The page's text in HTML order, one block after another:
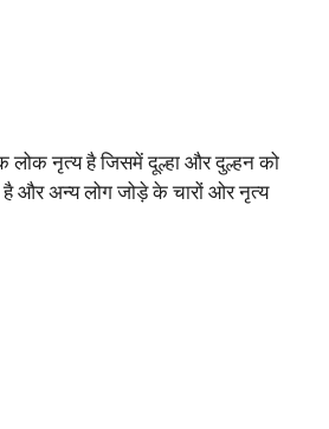
लोक नृत्य है जिसमें दूल्हा और दुल्हन को
है और अन्य लोग जोड़े के चारों ओर नृत्य